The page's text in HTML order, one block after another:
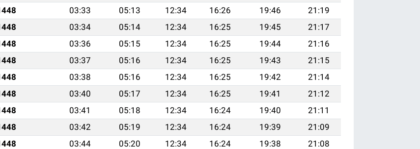
03:33 05:13 12:34 16:26 19:46
21:19
03:34 05:14 12:34 16:25 19:45
21:17
03:36 05:15 12:34 16:25 19:44
21:16
03:37 05:16 12:34 16:25 19:43
21:15
03:38 05:16 12:34 16:25 19:42
21:14
03:40 05:17 12:34 16:25 19:41
21:12
03:41 05:18 12:34 16:24 19:40
21:11
03:42 05:19 12:34 16:24 19:39
21:09
03:44 05:20 12:34 16:24 19:38
21:08